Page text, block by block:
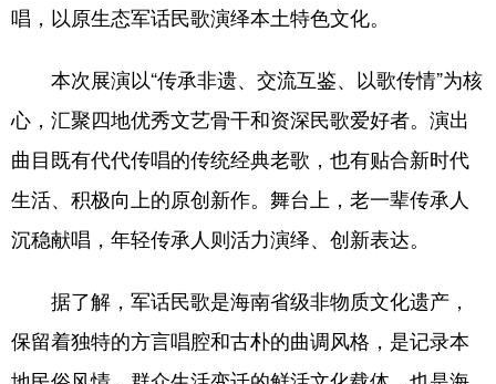
唱，以原生态军话民歌演绎本土特色文化。
本次展演以“传承非遗、交流互鉴、以歌传情”为核
心，汇聚四地优秀文艺骨干和资深民歌爱好者。演出
曲目既有代代传唱的传统经典老歌，也有贴合新时代
生活、积极向上的原创新作。舞台上，老一辈传承人
沉稳献唱，年轻传承人则活力演绎、创新表达。
据了解，军话民歌是海南省级非物质文化遗产，
保留着独特的方言唱腔和古朴的曲调风格，是记录本